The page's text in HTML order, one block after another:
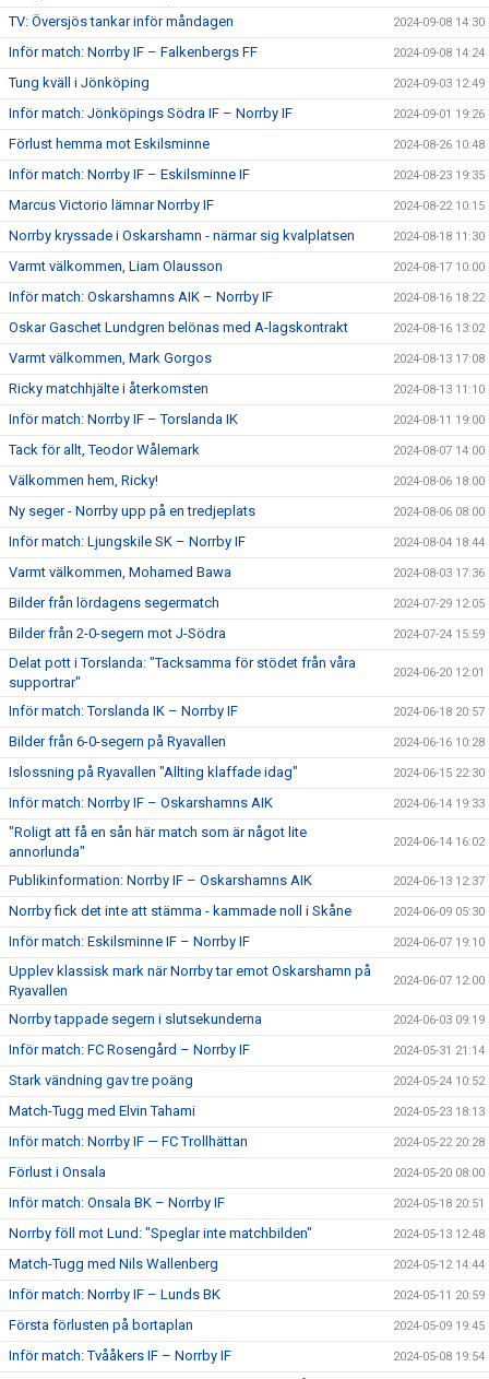
TV: Översjös tankar inför måndagen 2024-09-08 14:30
Inför match: Norrby IF – Falkenbergs FF 2024-09-08 14:24
Tung kväll i Jönköping 2024-09-03 12:49
Inför match: Jönköpings Södra IF – Norrby IF 2024-09-01 19:26
Förlust hemma mot Eskilsminne 2024-08-26 10:48
Inför match: Norrby IF – Eskilsminne IF 2024-08-23 19:35
Marcus Victorio lämnar Norrby IF 2024-08-22 10:15
Norrby kryssade i Oskarshamn - närmar sig kvalplatsen 2024-08-18 11:30
Varmt välkommen, Liam Olausson 2024-08-17 10:00
Inför match: Oskarshamns AIK – Norrby IF 2024-08-16 18:22
Oskar Gaschet Lundgren belönas med A-lagskontrakt 2024-08-16 13:02
Varmt välkommen, Mark Gorgos 2024-08-13 17:08
Ricky matchhjälte i återkomsten 2024-08-13 11:10
Inför match: Norrby IF – Torslanda IK 2024-08-11 19:00
Tack för allt, Teodor Wålemark 2024-08-07 14:00
Välkommen hem, Ricky! 2024-08-06 18:00
Ny seger - Norrby upp på en tredjeplats 2024-08-06 08:00
Inför match: Ljungskile SK – Norrby IF 2024-08-04 18:44
Varmt välkommen, Mohamed Bawa 2024-08-03 17:36
Bilder från lördagens segermatch 2024-07-29 12:05
Bilder från 2-0-segern mot J-Södra 2024-07-24 15:59
Delat pott i Torslanda: "Tacksamma för stödet från våra
supportrar"
2024-06-20 12:01
Inför match: Torslanda IK – Norrby IF 2024-06-18 20:57
Bilder från 6-0-segern på Ryavallen 2024-06-16 10:28
Islossning på Ryavallen "Allting klaffade idag" 2024-06-15 22:30
Inför match: Norrby IF – Oskarshamns AIK 2024-06-14 19:33
"Roligt att få en sån här match som är något lite
annorlunda"
2024-06-14 16:02
Publikinformation: Norrby IF – Oskarshamns AIK 2024-06-13 12:37
Norrby fick det inte att stämma - kammade noll i Skåne 2024-06-09 05:30
Inför match: Eskilsminne IF – Norrby IF 2024-06-07 19:10
Upplev klassisk mark när Norrby tar emot Oskarshamn på
Ryavallen
2024-06-07 12:00
Norrby tappade segern i slutsekunderna 2024-06-03 09:19
Inför match: FC Rosengård – Norrby IF 2024-05-31 21:14
Stark vändning gav tre poäng 2024-05-24 10:52
Match-Tugg med Elvin Tahami 2024-05-23 18:13
Inför match: Norrby IF — FC Trollhättan 2024-05-22 20:28
Förlust i Onsala 2024-05-20 08:00
Inför match: Onsala BK – Norrby IF 2024-05-18 20:51
Norrby föll mot Lund: "Speglar inte matchbilden" 2024-05-13 12:48
Match-Tugg med Nils Wallenberg 2024-05-12 14:44
Inför match: Norrby IF – Lunds BK 2024-05-11 20:59
Första förlusten på bortaplan 2024-05-09 19:45
Inför match: Tvååkers IF – Norrby IF 2024-05-08 19:54